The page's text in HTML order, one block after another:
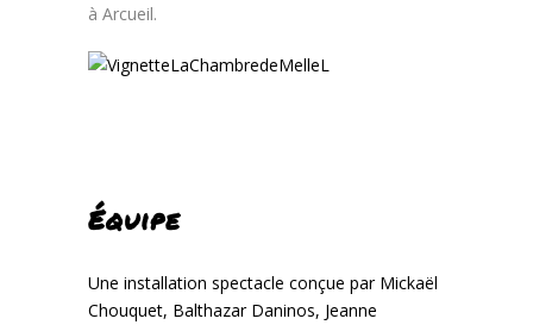
à Arcueil.
Équipe
Une installation spectacle conçue par Mickaël
Chouquet, Balthazar Daninos, Jeanne